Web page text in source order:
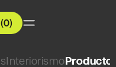
(0)
Interiorismo